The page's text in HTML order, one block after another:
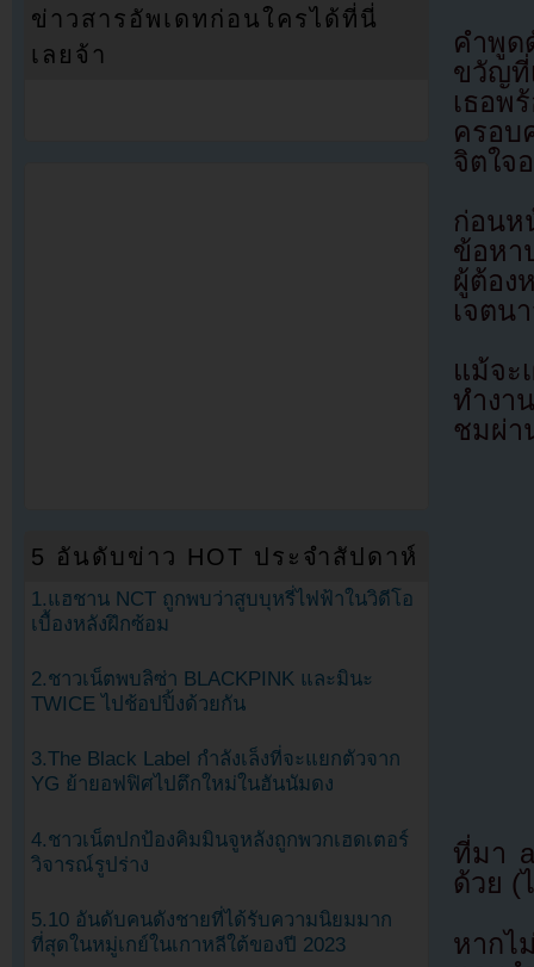
คำพูด
ขวัญที่
เธอ
ครอบ
จิตใจ
ก่อนห
ข้อหา
ผู้ต้อ
เจตน
แม้จะ
ทำงา
ชมผ่า
ที่มา
ด้วย (
หากไ
ข่าวสารอัพเดทก่อนใครได้ที่นี่
เลยจ้า
5 อันดับข่าว HOT ประจำสัปดาห์
1.แฮชาน NCT ถูกพบว่าสูบบุหรี่ไฟฟ้าในวิดีโอ
เบื้องหลังฝึกซ้อม
2.ชาวเน็ตพบลิซ่า BLACKPINK และมินะ
TWICE ไปช้อปปิ้งด้วยกัน
3.The Black Label กำลังเล็งที่จะแยกตัวจาก
YG ย้ายอฟฟิศไปตึกใหม่ในฮันนัมดง
4.ชาวเน็ตปกป้องคิมมินจูหลังถูกพวกเฮดเตอร์
วิจารณ์รูปร่าง
5.10 อันดับคนดังชายที่ได้รับความนิยมมาก
ที่สุดในหมู่เกย์ในเกาหลีใต้ของปี 2023